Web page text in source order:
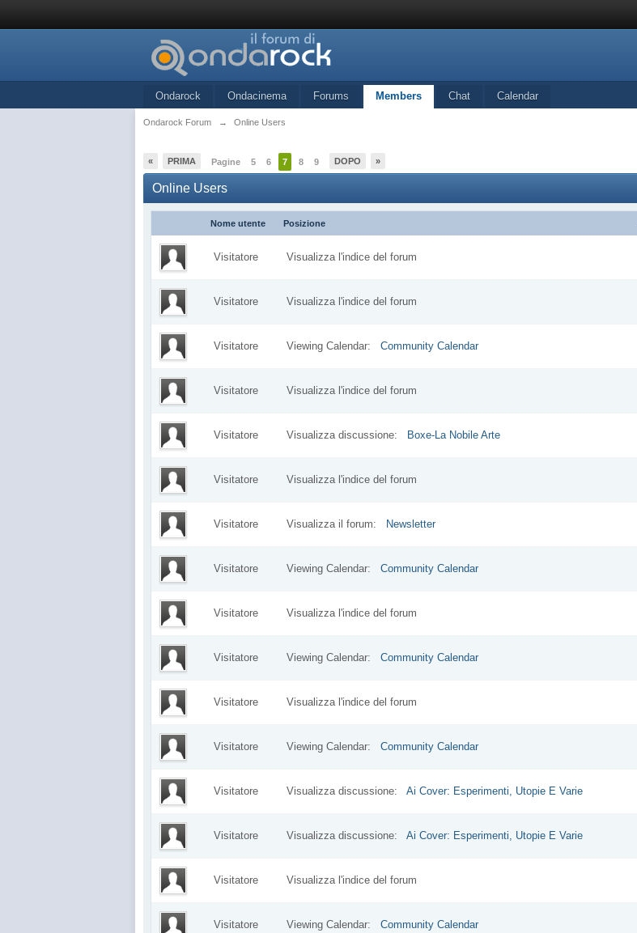
Ondarock Ondacinema Forums Members Chat Calendar
Ondarock Forum → Online Users
« PRIMA Pagine 5 6 7 8 9 DOPO »
Online Users
Nome utente Posizione
Visitatore Visualizza l'indice del forum
Visitatore Visualizza l'indice del forum
Visitatore Viewing Calendar: Community Calendar
Visitatore Visualizza l'indice del forum
Visitatore Visualizza discussione: Boxe-La Nobile Arte
Visitatore Visualizza l'indice del forum
Visitatore Visualizza il forum: Newsletter
Visitatore Viewing Calendar: Community Calendar
Visitatore Visualizza l'indice del forum
Visitatore Viewing Calendar: Community Calendar
Visitatore Visualizza l'indice del forum
Visitatore Viewing Calendar: Community Calendar
Visitatore Visualizza discussione: Ai Cover: Esperimenti, Utopie E Varie
Visitatore Visualizza discussione: Ai Cover: Esperimenti, Utopie E Varie
Visitatore Visualizza l'indice del forum
Visitatore Viewing Calendar: Community Calendar